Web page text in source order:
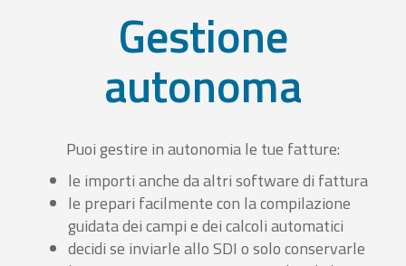
Gestione
autonoma
Puoi gestire in autonomia le tue fatture:
le importi anche da altri software di fattura
le prepari facilmente con la compilazione
guidata dei campi e dei calcoli automatici
decidi se inviarle allo SDI o solo conservarle